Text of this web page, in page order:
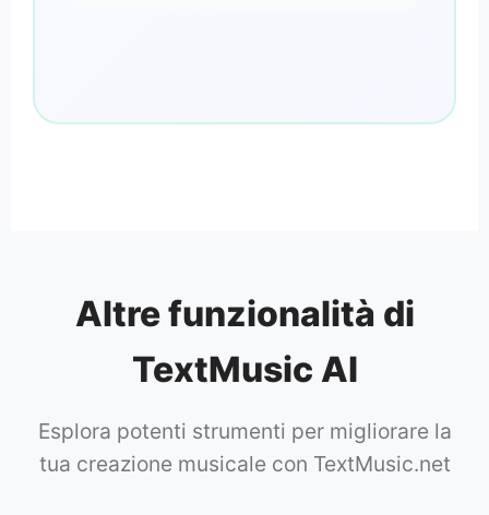
Altre funzionalità di
TextMusic AI
Esplora potenti strumenti per migliorare la
tua creazione musicale con TextMusic.net